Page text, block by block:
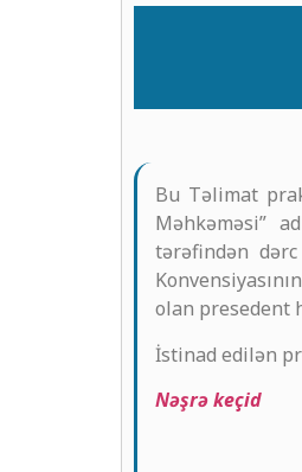
Bu Təlimat
Məhkəməsi”
tərəfindən
olan presedent
İstinad edilən
Nəşrə keçid